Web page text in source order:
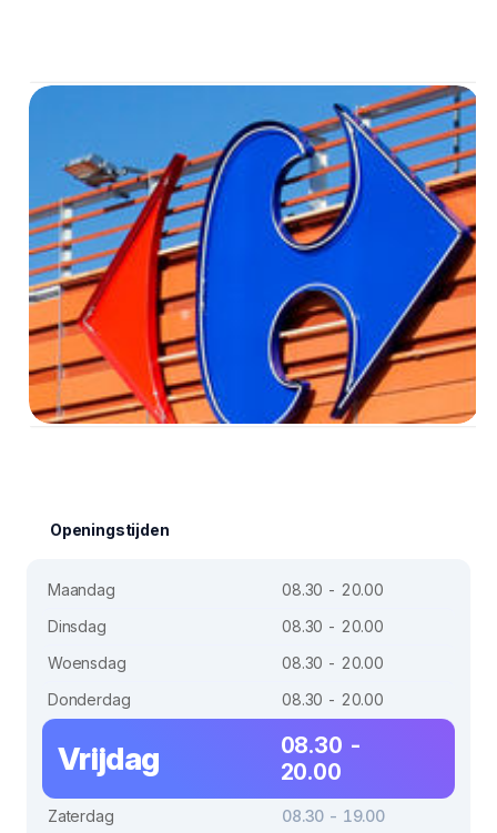
Openingstijden
Maandag
08.30 - 20.00
Dinsdag
08.30 - 20.00
Woensdag
08.30 - 20.00
Donderdag
08.30 - 20.00
Vrijdag
08.30 -
20.00
Zaterdag
08.30 - 19.00